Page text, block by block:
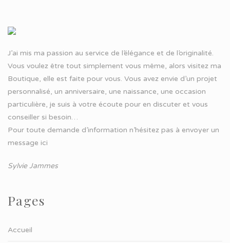
J’ai mis ma passion au service de l’élégance et de l’originalité.
Vous voulez être tout simplement vous même, alors visitez ma
Boutique, elle est faite pour vous. Vous avez envie d’un projet
personnalisé, un anniversaire, une naissance, une occasion
particulière, je suis à votre écoute pour en discuter et vous
conseiller si besoin…
Pour toute demande d’information n’hésitez pas à envoyer un
message ici
Sylvie Jammes
Pages
Accueil